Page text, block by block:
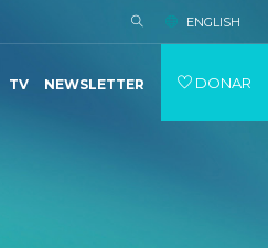
ENGLISH
TV NEWSLETTER DONAR